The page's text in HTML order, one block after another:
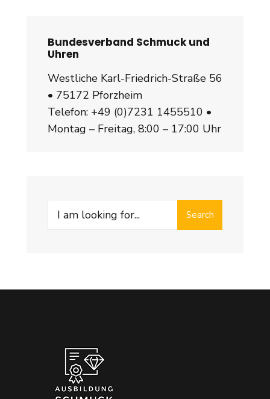
Bundesverband Schmuck und
Uhren
Westliche Karl-Friedrich-Straße 56
• 75172 Pforzheim
Telefon: +49 (0)7231 1455510 •
Montag – Freitag, 8:00 – 17:00 Uhr
Search
Search